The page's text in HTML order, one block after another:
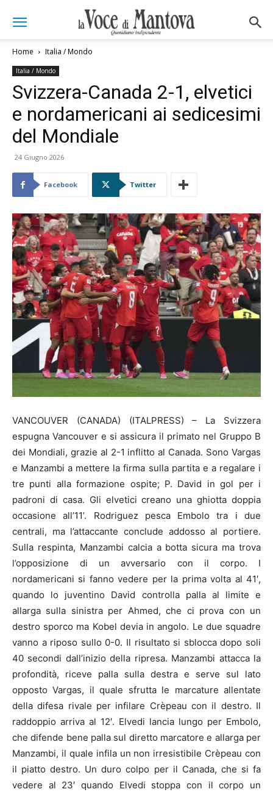
Home Italia / Mondo
Italia / Mondo
Svizzera-Canada 2-1, elvetici
e nordamericani ai sedicesimi
del Mondiale
24 Giugno 2026
Facebook Twitter
VANCOUVER (CANADA) (ITALPRESS) – La Svizzera
espugna Vancouver e si assicura il primato nel Gruppo B
dei Mondiali, grazie al 2-1 inflitto al Canada. Sono Vargas
e Manzambi a mettere la firma sulla partita e a regalare i
tre punti alla formazione ospite; P. David in gol per i
padroni di casa. Gli elvetici creano una ghiotta doppia
occasione all’11’. Rodriguez pesca Embolo tra i due
centrali, ma l’attaccante conclude addosso al portiere.
Sulla respinta, Manzambi calcia a botta sicura ma trova
l’opposizione di un avversario con il corpo. I
nordamericani si fanno vedere per la prima volta al 41′,
quando lo juventino David controlla palla al limite e
allarga sulla sinistra per Ahmed, che ci prova con un
destro sporco ma Kobel devia in angolo. Le due squadre
vanno a riposo sullo 0-0. Il risultato si sblocca dopo soli
40 secondi dall’inizio della ripresa. Manzambi attacca la
profondità, riceve palla sulla destra e serve sul lato
opposto Vargas, il quale sfrutta le marcature allentate
della difesa rivale per infilare Crèpeau con il destro. Il
raddoppio arriva al 12′. Elvedi lancia lungo per Embolo,
che difende bene palla sul diretto marcatore e allarga per
Manzambi, il quale infila un non irresistibile Crèpeau con
il piatto destro. Un duro colpo per il Canada, che si fa
vedere al 23′ quando Elvedi stoppa con il corpo un